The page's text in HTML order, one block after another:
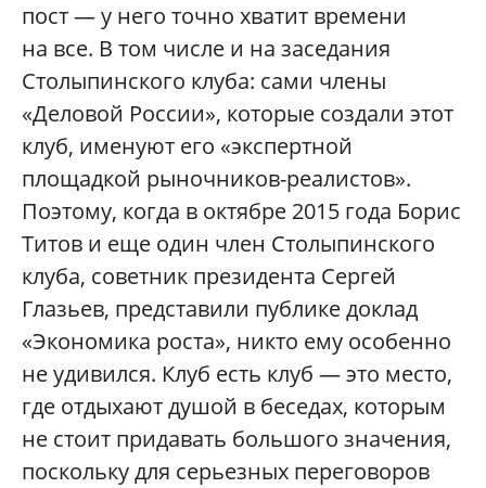
пост — у него точно хватит времени
на все. В том числе и на заседания
Столыпинского клуба: сами члены
«Деловой России», которые создали этот
клуб, именуют его «экспертной
площадкой рыночников-реалистов».
Поэтому, когда в октябре 2015 года Борис
Титов и еще один член Столыпинского
клуба, советник президента Сергей
Глазьев, представили публике доклад
«Экономика роста», никто ему особенно
не удивился. Клуб есть клуб — это место,
где отдыхают душой в беседах, которым
не стоит придавать большого значения,
поскольку для серьезных переговоров